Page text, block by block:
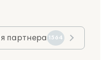
партнера 1564